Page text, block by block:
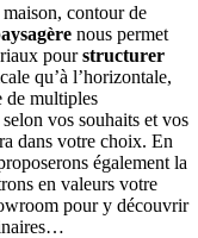
maison, contour de
nous permet
pourstructurer
qu’à l’horizontale,
de multiples
vos souhaits et vos
dans votre choix. En
également la
en valeurs votre
pour y découvrir